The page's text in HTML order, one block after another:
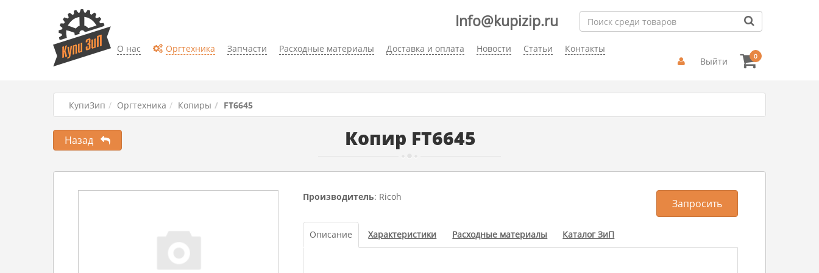
О нас Оргтехника Запчасти Расходные материалы Доставка и оплата Новости Статьи Контакты
Info@kupizip.ru
Выйти 0
КупиЗип Оргтехника Копиры FT6645
Копир FT6645
Назад
Производитель: Ricoh
Запросить
Описание Характеристики Расходные материалы Каталог ЗиП